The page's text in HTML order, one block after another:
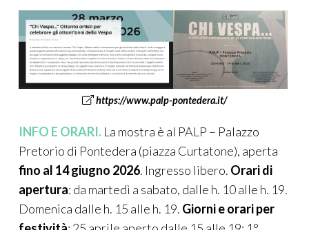
https://www.palp-pontedera.it/
INFO E ORARI. La mostra è al PALP – Palazzo
Pretorio di Pontedera (piazza Curtatone), aperta
fino al 14 giugno 2026. Ingresso libero. Orari di
apertura: da martedì a sabato, dalle h. 10 alle h. 19.
Domenica dalle h. 15 alle h. 19. Giorni e orari per